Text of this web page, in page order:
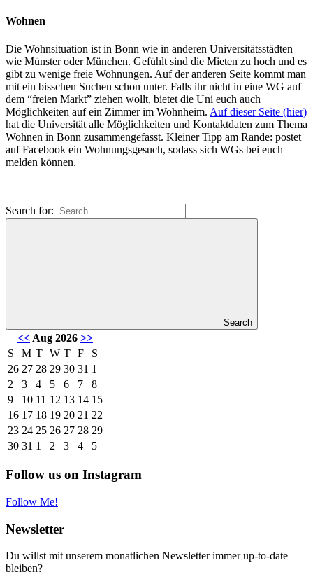
Wohnen
Die Wohnsituation ist in Bonn wie in anderen Universitätsstädten
wie Münster oder München. Gefühlt sind die Mieten zu hoch und es
gibt zu wenige freie Wohnungen. Auf der anderen Seite kommt man
mit ein bisschen Suchen schon unter. Falls ihr nicht in eine WG auf
dem “freien Markt” ziehen wollt, bietet die Uni euch auch
Möglichkeiten auf ein Zimmer im Wohnheim. Auf dieser Seite (hier)
hat die Universität alle Möglichkeiten und Kontaktdaten zum Thema
Wohnen in Bonn zusammengefasst. Kleiner Tipp am Rande: postet
auf Facebook ein Wohnungsgesuch, sodass sich WGs bei euch
melden können.
Search for:
Search
<< Aug 2026 >>
S
M T W T F
S
26 27 28 29 30 31 1
2
3 4 5 6 7
8
9
10 11 12 13 14 15
16 17 18 19 20 21 22
23 24 25 26 27 28 29
30 31 1 2 3 4 5
Follow us on Instagram
Follow Me!
Newsletter
Du willst mit unserem monatlichen Newsletter immer up-to-date
bleiben?